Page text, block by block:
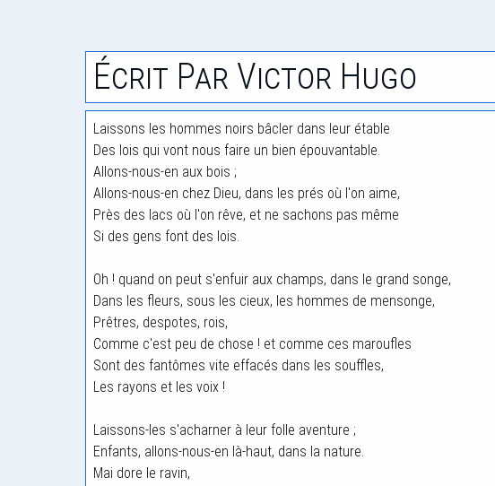
Écrit Par Victor Hugo
Laissons les hommes noirs bâcler dans leur étable
Des lois qui vont nous faire un bien épouvantable.
Allons-nous-en aux bois ;
Allons-nous-en chez Dieu, dans les prés où l'on aime,
Près des lacs où l'on rêve, et ne sachons pas même
Si des gens font des lois.
Oh ! quand on peut s'enfuir aux champs, dans le grand songe,
Dans les fleurs, sous les cieux, les hommes de mensonge,
Prêtres, despotes, rois,
Comme c'est peu de chose ! et comme ces maroufles
Sont des fantômes vite effacés dans les souffles,
Les rayons et les voix !
Laissons-les s'acharner à leur folle aventure ;
Enfants, allons-nous-en là-haut, dans la nature.
Mai dore le ravin,